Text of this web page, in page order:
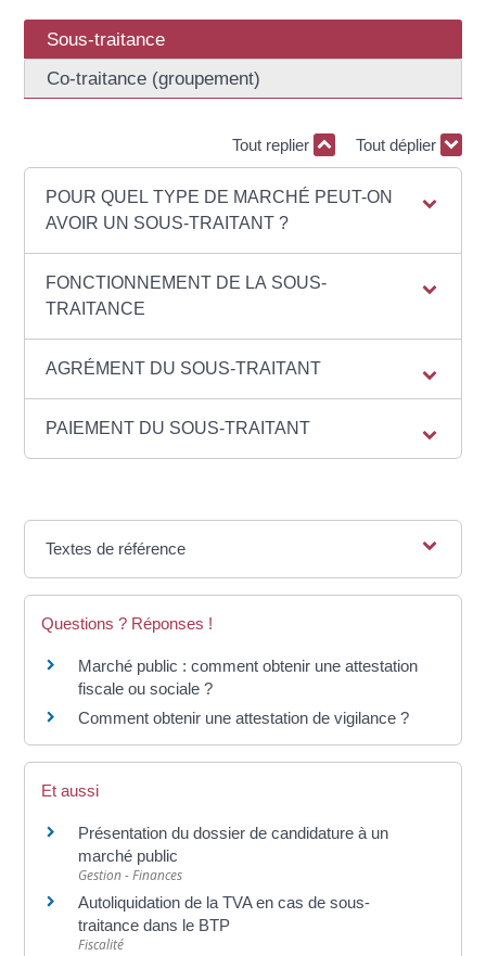
Sous-traitance
Co-traitance (groupement)
Tout replier Tout déplier
POUR QUEL TYPE DE MARCHÉ PEUT-ON
AVOIR UN SOUS-TRAITANT ?
FONCTIONNEMENT DE LA SOUS-
TRAITANCE
AGRÉMENT DU SOUS-TRAITANT
PAIEMENT DU SOUS-TRAITANT
Textes de référence
Questions ? Réponses !
Marché public : comment obtenir une attestation
fiscale ou sociale ?
Comment obtenir une attestation de vigilance ?
Et aussi
Présentation du dossier de candidature à un
marché public
Gestion - Finances
Autoliquidation de la TVA en cas de sous-
traitance dans le BTP
Fiscalité